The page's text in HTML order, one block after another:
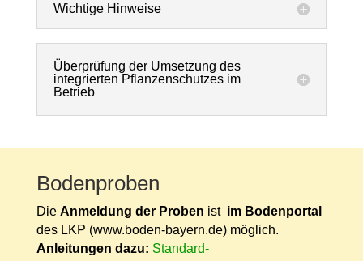
Wichtige Hinweise
Überprüfung der Umsetzung des
integrierten Pflanzenschutzes im
Betrieb
Bodenproben
Die Anmeldung der Proben ist im Bodenportal
des LKP (www.boden-bayern.de) möglich.
Anleitungen dazu: Standard-